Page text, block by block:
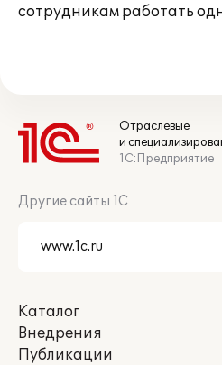
сотрудникам работать
Отраслевые
и
1С:Предприятие
Другие сайты 1С
Каталог
Внедрения
Публикации